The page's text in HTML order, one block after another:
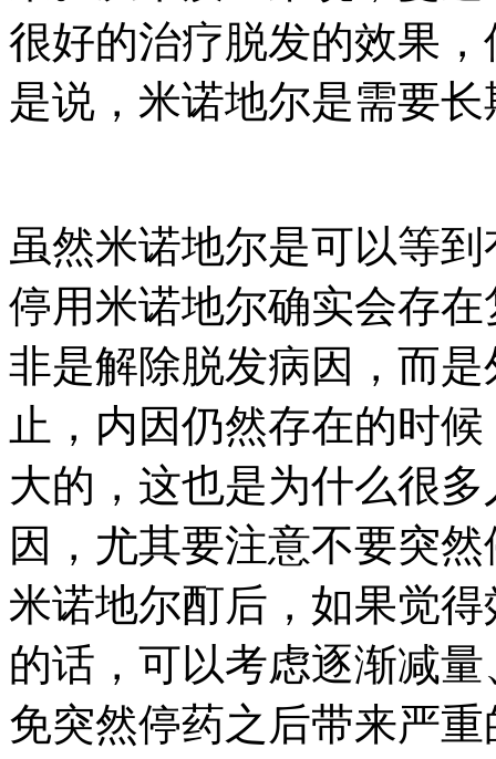
很好的治疗脱发的效果
是说，米诺地尔是需要
虽然米诺地尔是可以等
停用米诺地尔确实会存
非是解除脱发病因，而
止，内因仍然存在的时
大的，这也是为什么很
因，尤其要注意不要突
米诺地尔酊后，如果觉
的话，可以考虑逐渐减
免突然停药之后带来严